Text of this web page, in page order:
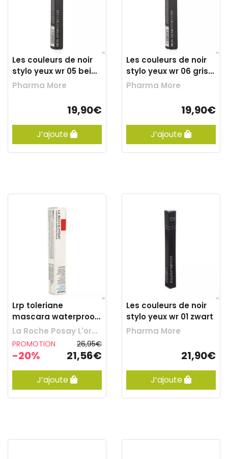
Les couleurs de noir
stylo yeux wr 05 beige
0,35g
Pharma More
19,90€
J’ajoute
Les couleurs de noir
stylo yeux wr 06 gris
0,35g
Pharma More
19,90€
J’ajoute
Lrp toleriane
mascara waterproof
noir 7,6ml
La Roche Posay L'oreal Belgilux
PROMOTION
-20%
26,95€
21,56€
J’ajoute
Les couleurs de noir
stylo yeux wr 01 zwart
Pharma More
21,90€
J’ajoute